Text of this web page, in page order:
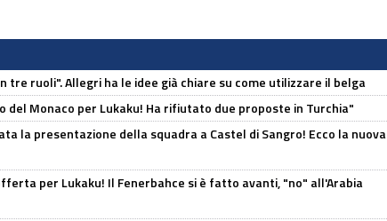
tre ruoli". Allegri ha le idee già chiare su come utilizzare il belga
del Monaco per Lukaku! Ha rifiutato due proposte in Turchia"
la presentazione della squadra a Castel di Sangro! Ecco la nuova
per Lukaku! Il Fenerbahce si è fatto avanti, "no" all'Arabia